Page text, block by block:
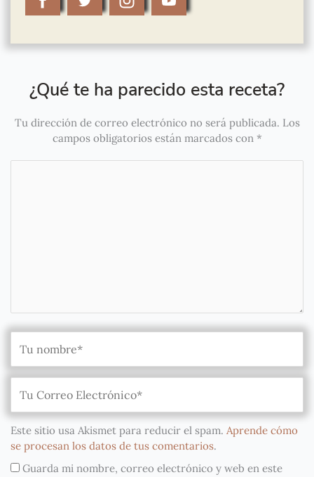
¿Qué te ha parecido esta receta?
Tu dirección de correo electrónico no será publicada. Los
campos obligatorios están marcados con *
Este sitio usa Akismet para reducir el spam. Aprende cómo
se procesan los datos de tus comentarios.
Guarda mi nombre, correo electrónico y web en este